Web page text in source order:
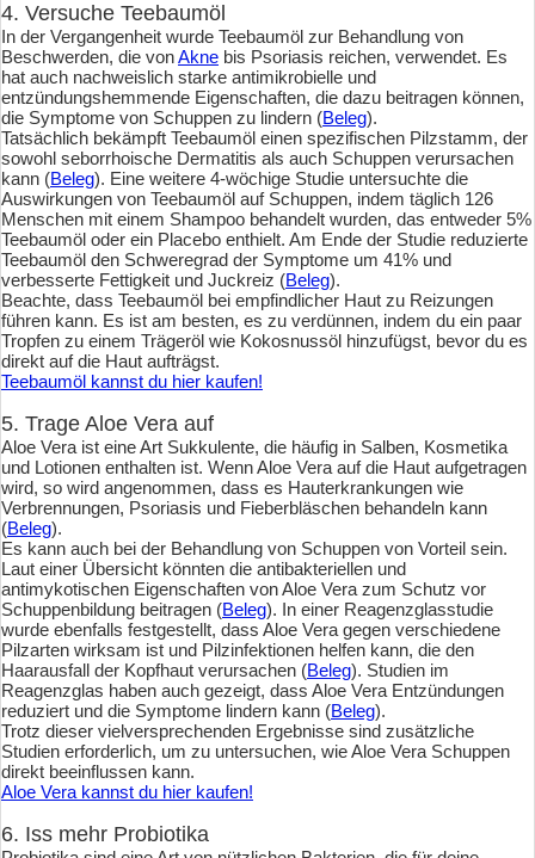
4. Versuche Teebaumöl
In der Vergangenheit wurde Teebaumöl zur Behandlung von
Beschwerden, die vonAkne bis Psoriasis reichen, verwendet. Es
hat auch nachweislich starke antimikrobielle und
entzündungshemmende Eigenschaften, die dazu beitragen können,
die Symptome von Schuppen zu lindern (Beleg).
Tatsächlich bekämpft Teebaumöl einen spezifischen Pilzstamm, der
sowohl seborrhoische Dermatitis als auch Schuppen verursachen
kann (Beleg). Eine weitere 4-wöchige Studie untersuchte die
Auswirkungen von Teebaumöl auf Schuppen, indem täglich 126
Menschen mit einem Shampoo behandelt wurden, das entweder 5%
Teebaumöl oder ein Placebo enthielt. Am Ende der Studie reduzierte
Teebaumöl den Schweregrad der Symptome um 41% und
verbesserte Fettigkeit und Juckreiz (Beleg).
Beachte, dass Teebaumöl bei empfindlicher Haut zu Reizungen
führen kann. Es ist am besten, es zu verdünnen, indem du ein paar
Tropfen zu einem Trägeröl wie Kokosnussöl hinzufügst, bevor du es
direkt auf die Haut aufträgst.
Teebaumöl kannst du hier kaufen!
5. Trage Aloe Vera auf
Aloe Vera ist eine Art Sukkulente, die häufig in Salben, Kosmetika
und Lotionen enthalten ist. Wenn Aloe Vera auf die Haut aufgetragen
wird, so wird angenommen, dass es Hauterkrankungen wie
Verbrennungen, Psoriasis und Fieberbläschen behandeln kann
(Beleg).
Es kann auch bei der Behandlung von Schuppen von Vorteil sein.
Laut einer Übersicht könnten die antibakteriellen und
antimykotischen Eigenschaften von Aloe Vera zum Schutz vor
Schuppenbildung beitragen (Beleg). In einer Reagenzglasstudie
wurde ebenfalls festgestellt, dass Aloe Vera gegen verschiedene
Pilzarten wirksam ist und Pilzinfektionen helfen kann, die den
Haarausfall der Kopfhaut verursachen (Beleg). Studien im
Reagenzglas haben auch gezeigt, dass Aloe Vera Entzündungen
reduziert und die Symptome lindern kann (Beleg).
Trotz dieser vielversprechenden Ergebnisse sind zusätzliche
Studien erforderlich, um zu untersuchen, wie Aloe Vera Schuppen
direkt beeinflussen kann.
Aloe Vera kannst du hier kaufen!
6. Iss mehr Probiotika